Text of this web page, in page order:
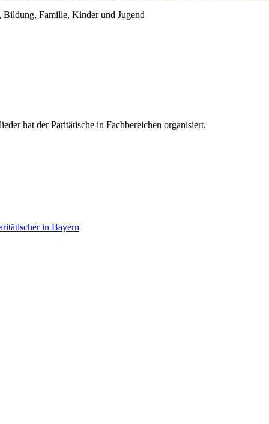
Bildung, Familie, Kinder und Jugend
hat der Paritätische in Fachbereichen organisiert.
in Bayern